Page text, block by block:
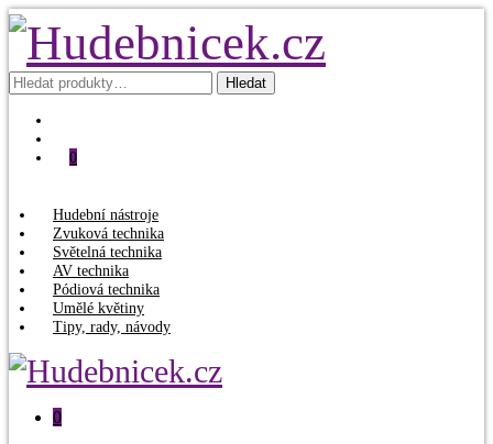
Hledat: Hledat
0
Hudební nástroje
Zvuková technika
Světelná technika
AV technika
Pódiová technika
Umělé květiny
Tipy, rady, návody
0